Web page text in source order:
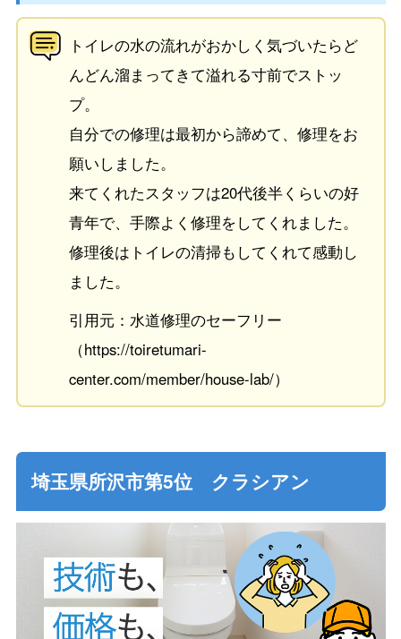
トイレの水の流れがおかしく気づいたらど
んどん溜まってきて溢れる寸前でストッ
プ。
自分での修理は最初から諦めて、修理をお
願いしました。
来てくれたスタッフは20代後半くらいの好
青年で、手際よく修理をしてくれました。
修理後はトイレの清掃もしてくれて感動し
ました。
引用元：水道修理のセーフリー
（https://toiretumari-
center.com/member/house-lab/）
埼玉県所沢市第5位 クラシアン